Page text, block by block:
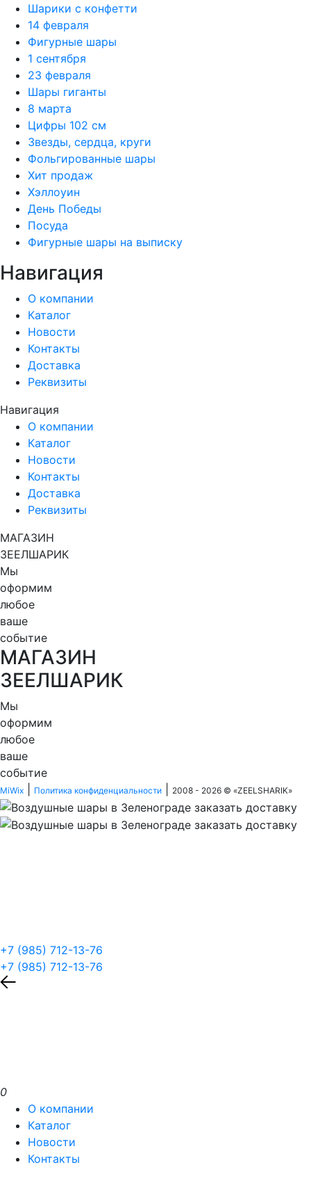
Шарики с конфетти
14 февраля
Фигурные шары
1 сентября
23 февраля
Шары гиганты
8 марта
Цифры 102 см
Звезды, сердца, круги
Фольгированные шары
Хит продаж
Хэллоуин
День Победы
Посуда
Фигурные шары на выписку
Навигация
О компании
Каталог
Новости
Контакты
Доставка
Реквизиты
Навигация
О компании
Каталог
Новости
Контакты
Доставка
Реквизиты
МАГАЗИН
ЗЕЕЛШАРИК
Мы
оформим
любое
ваше
событие
МАГАЗИН
ЗЕЕЛШАРИК
Мы
оформим
любое
ваше
событие
MiWix Политика конфиденциальности 2008 - 2026 © «ZEELSHARIK»
+7 (985) 712-13-76
+7 (985) 712-13-76
0
О компании
Каталог
Новости
Контакты